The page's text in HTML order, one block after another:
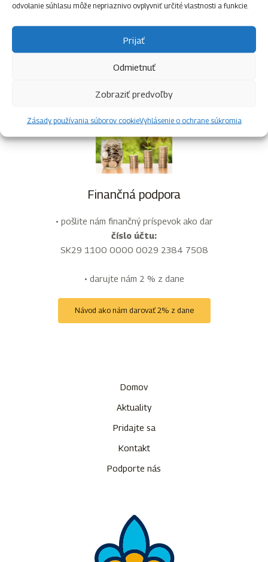
odvolanie súhlasu môže nepriaznivo ovplyvniť určité vlastnosti a funkcie.
Prijať
Odmietnuť
Zobraziť predvoľby
Zásady používania súborov cookieVyhlásenie o ochrane súkromia
• kancelárske potreby (papiere, perá, fixky, lepidlá…)
• trvanlivé potraviny (čaje, sirupy, cestoviny, ryža, strukoviny,
džemy…) – najmä v období pred táborom v letných mesiacoch
• vankúše, deky
• hygienické potreby – toaletný papier…
• kreatívny materiál (farby, štetce, korálky, gombíky…)
Finančná podpora
• pošlite nám finančný príspevok ako dar
číslo účtu:
SK29 1100 0000 0029 2384 7508
• darujte nám 2 % z dane
Návod ako nám darovať 2% z dane
Domov
Aktuality
Pridajte sa
Kontakt
Podporte nás